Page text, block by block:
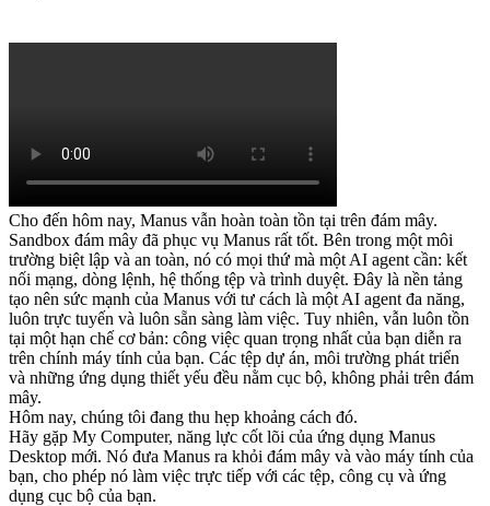
Cho đến hôm nay, Manus vẫn hoàn toàn tồn tại trên đám mây.
Sandbox đám mây đã phục vụ Manus rất tốt. Bên trong một môi
trường biệt lập và an toàn, nó có mọi thứ mà một AI agent cần: kết
nối mạng, dòng lệnh, hệ thống tệp và trình duyệt. Đây là nền tảng
tạo nên sức mạnh của Manus với tư cách là một AI agent đa năng,
luôn trực tuyến và luôn sẵn sàng làm việc. Tuy nhiên, vẫn luôn tồn
tại một hạn chế cơ bản: công việc quan trọng nhất của bạn diễn ra
trên chính máy tính của bạn. Các tệp dự án, môi trường phát triển
và những ứng dụng thiết yếu đều nằm cục bộ, không phải trên đám
mây.
Hôm nay, chúng tôi đang thu hẹp khoảng cách đó.
Hãy gặp My Computer, năng lực cốt lõi của ứng dụng Manus
Desktop mới. Nó đưa Manus ra khỏi đám mây và vào máy tính của
bạn, cho phép nó làm việc trực tiếp với các tệp, công cụ và ứng
dụng cục bộ của bạn.